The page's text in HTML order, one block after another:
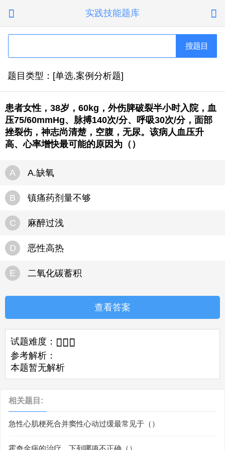
 实践技能题库 
搜题目
题目类型：[单选,案例分析题]
患者女性，38岁，60kg，外伤脾破裂半小时入院，血
压75/60mmHg、脉搏140次/分、呼吸30次/分，面部
挫裂伤，神志尚清楚，空腹，无尿。该病人血压升
高、心率增快最可能的原因为（）
A A.缺氧
B 镇痛药剂量不够
C 麻醉过浅
D 恶性高热
E 二氧化碳蓄积
查看答案
试题难度：   
参考解析：
本题暂无解析
相关题目:
急性心肌梗死合并窦性心动过缓最常见于（）
霍奇金病的治疗，下列哪项不正确（）